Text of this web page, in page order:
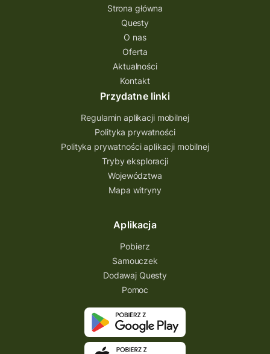
Strona główna
Questy
O nas
Oferta
Aktualności
Kontakt
Przydatne linki
Regulamin aplikacji mobilnej
Polityka prywatności
Polityka prywatności aplikacji mobilnej
Tryby eksploracji
Województwa
Mapa witryny
Aplikacja
Pobierz
Samouczek
Dodawaj Questy
Pomoc